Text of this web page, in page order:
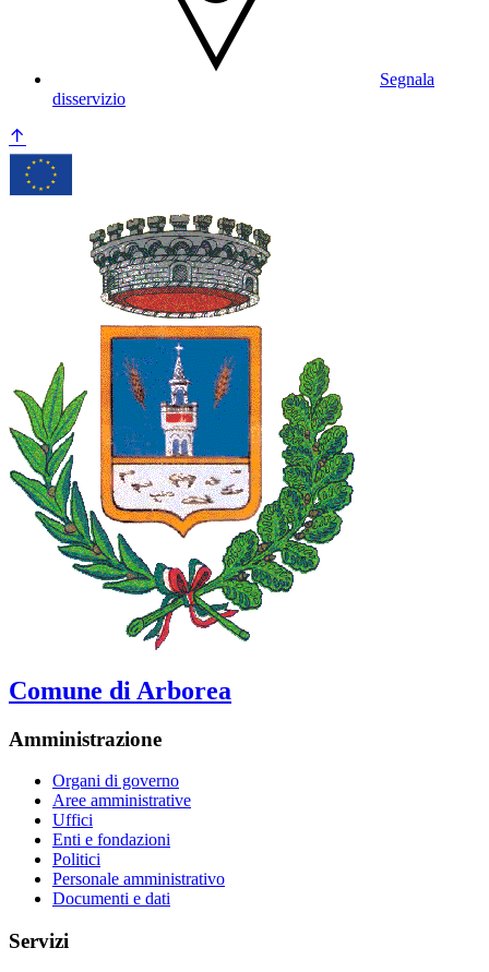
Segnala
disservizio
Comune di Arborea
Amministrazione
Organi di governo
Aree amministrative
Uffici
Enti e fondazioni
Politici
Personale amministrativo
Documenti e dati
Servizi